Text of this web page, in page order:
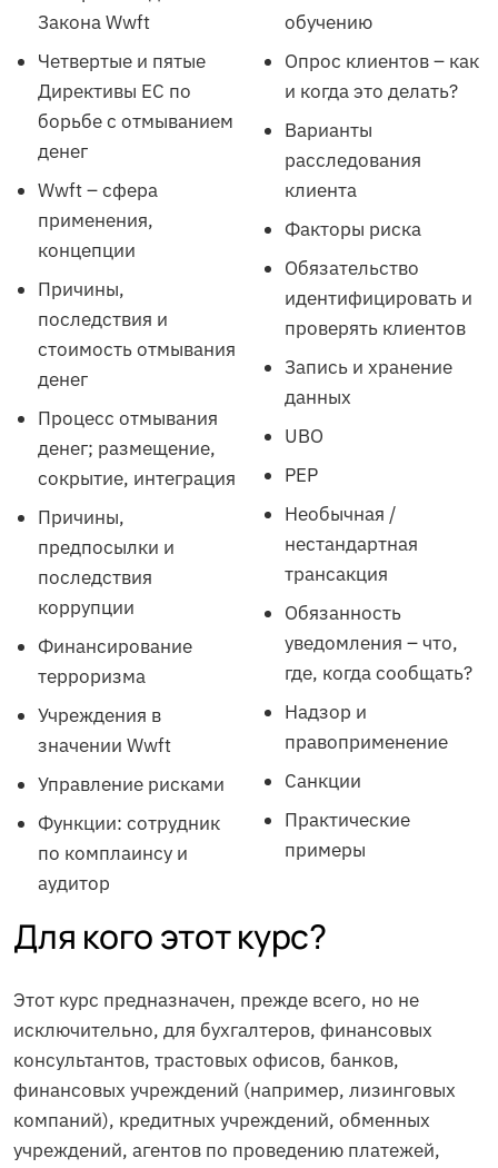
Закона Wwft
Четвертые и пятые
Директивы ЕС по
борьбе с отмыванием
денег
Wwft – сфера
применения,
концепции
Причины,
последствия и
стоимость отмывания
денег
Процесс отмывания
денег; размещение,
сокрытие, интеграция
Причины,
предпосылки и
последствия
коррупции
Финансирование
терроризма
Учреждения в
значении Wwft
Управление рисками
Функции: сотрудник
по комплаинсу и
аудитор
обучению
Опрос клиентов – как
и когда это делать?
Варианты
расследования
клиента
Факторы риска
Обязательство
идентифицировать и
проверять клиентов
Запись и хранение
данных
UBO
PEP
Необычная /
нестандартная
трансакция
Обязанность
уведомления – что,
где, когда сообщать?
Надзор и
правоприменение
Санкции
Практические
примеры
Для кого этот курс?
Этот курс предназначен, прежде всего, но не
исключительно, для бухгалтеров, финансовых
консультантов, трастовых офисов, банков,
финансовых учреждений (например, лизинговых
компаний), кредитных учреждений, обменных
учреждений, агентов по проведению платежей,